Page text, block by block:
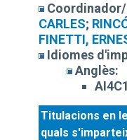
CARLES;
FINETTI,
Idiomes
Anglès:
AI4C1
Titulacions en
quals